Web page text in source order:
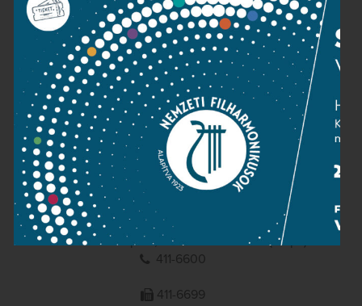
Adatvédelem
Impresszum
NEMZETI
FILHARMONIKUSOK
1095 Budapest, Komor Marcell u. 1. (Müpa)
411-6600
411-6699